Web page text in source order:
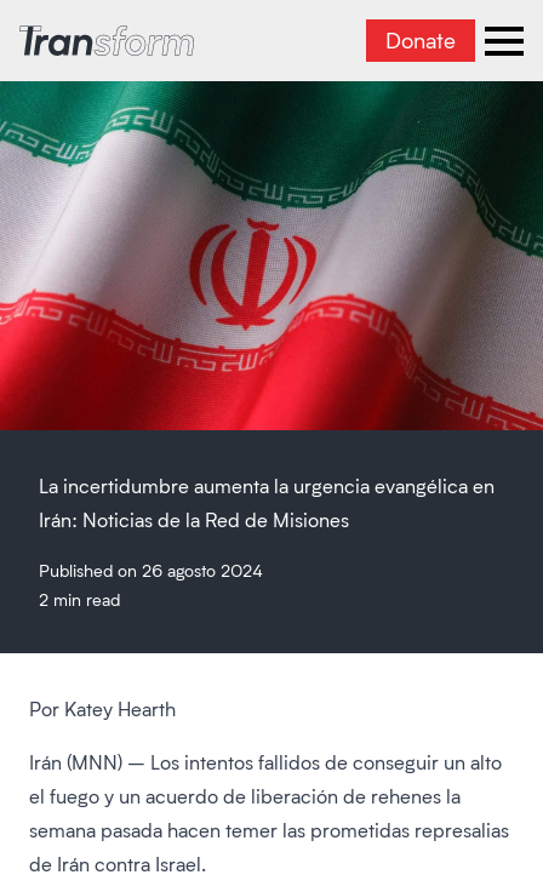
Transform Iran Donate
La incertidumbre aumenta la urgencia evangélica en
Irán: Noticias de la Red de Misiones
Published on 26 agosto 2024
2 min read
Por Katey Hearth
Irán (MNN) – Los intentos fallidos de conseguir un alto
el fuego y un acuerdo de liberación de rehenes la
semana pasada hacen temer las prometidas represalias
de Irán contra Israel.